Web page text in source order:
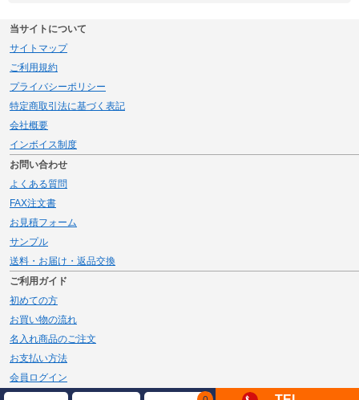
当サイトについて
サイトマップ
ご利用規約
プライバシーポリシー
特定商取引法に基づく表記
会社概要
インボイス制度
お問い合わせ
よくある質問
FAX注文書
お見積フォーム
サンプル
送料・お届け・返品交換
ご利用ガイド
初めての方
お買い物の流れ
名入れ商品のご注文
お支払い方法
会員ログイン
メルマガ登録